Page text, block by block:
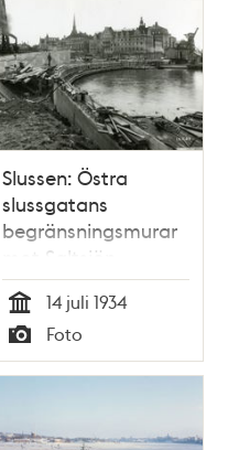
Slussen: Östra
slussgatans
begränsningsmurar
mot Saltsjön
Tid
14 juli 1934
Typ
Foto